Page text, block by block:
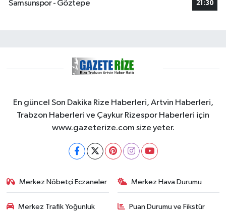
Samsunspor - Göztepe
21:30
En güncel Son Dakika Rize Haberleri, Artvin Haberleri,
Trabzon Haberleri ve Çaykur Rizespor Haberleri için
www.gazeterize.com size yeter.
Merkez Nöbetçi Eczaneler Merkez Hava Durumu
Merkez Trafik Yoğunluk
Puan Durumu ve Fikstür